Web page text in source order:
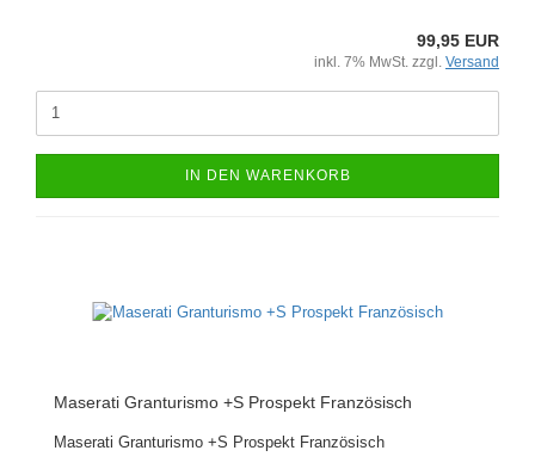
99,95 EUR
inkl. 7% MwSt. zzgl. Versand
IN DEN WARENKORB
Maserati Granturismo +S Prospekt Französisch
Maserati Granturismo +S Prospekt Französisch